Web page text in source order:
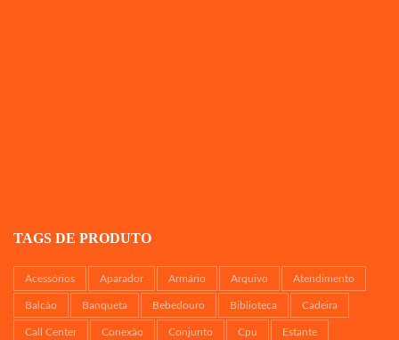
TAGS DE PRODUTO
Acessórios Aparador Armário Arquivo Atendimento
Balcão Banqueta Bebedouro Biblioteca Cadeira
Call Center Conexão Conjunto Cpu Estante